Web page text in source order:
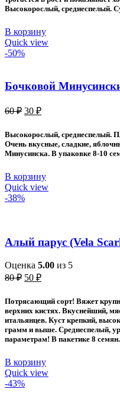
Высокорослый, среднеспелый.
В корзину
Quick view
-50%
Бочковой
60₽ Первоначальная
составляла
60 ₽.
30 ₽Текущая
30 ₽.
Высокорослый, среднеспелый.
Очень вкусные, сладкие,
Минусинска. В упаковке 8-10
В корзину
Quick view
-38%
Алый парус (Vela
Оценка 5.00 из 5
80₽ Первоначальная
составляла
80 ₽.
50 ₽Текущая
50 ₽.
Потрясающий сорт! Вяжет
верхних кистях. Вкуснейший,
итальянцев. Куст крепкий,
грамм и выше. Среднеспелый,
параметрам! В пакетике 8 семян.
В корзину
Quick view
-43%